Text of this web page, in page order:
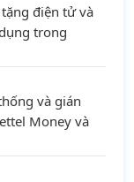
điện tử và
trong
và gián
Money và